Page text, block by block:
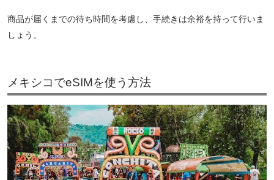
商品が届くまでの待ち時間を考慮し、手続きは余裕を持って行いま
しょう。
メキシコでeSIMを使う方法